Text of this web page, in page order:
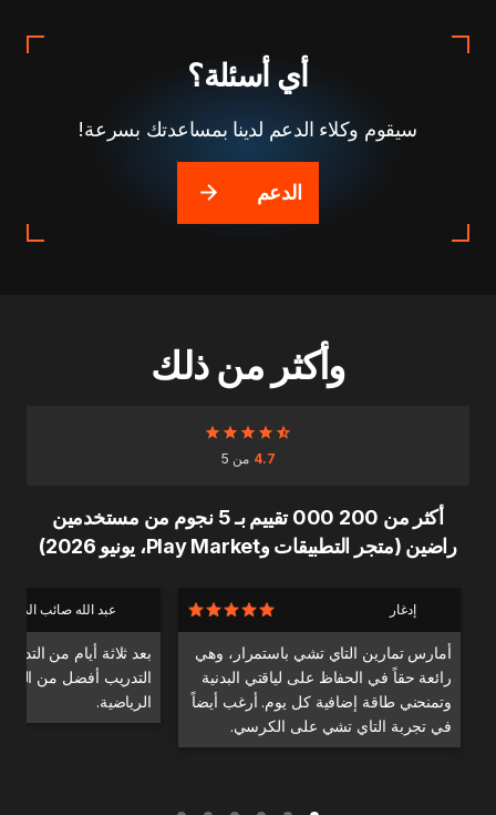
أي أسئلة؟
سيقوم وكلاء الدعم لدينا بمساعدتك بسرعة!
الدعم
وأكثر من ذلك
4.7 من 5
أكثر من 200 000 تقييم بـ 5 نجوم من مستخدمين
راضين (متجر التطبيقات وPlay Market، يونيو 2026)
إدغار
أمارس تمارين التاي تشي باستمرار، وهي
رائعة حقاً في الحفاظ على لياقتي البدنية
وتمنحني طاقة إضافية كل يوم. أرغب أيضاً
في تجربة التاي تشي على الكرسي.
عبد الله صائب
بعد ثلاثة أيام من
التدريب أفضل من
الرياضية.